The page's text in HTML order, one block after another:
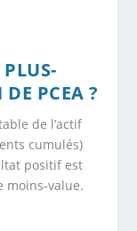
PCEA ?
de l’actif
cumulés)
positif est
moins-value.